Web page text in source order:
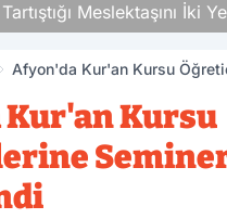
Meslektaşını İki
Afyon'da Kur'an Kursu
Kursu